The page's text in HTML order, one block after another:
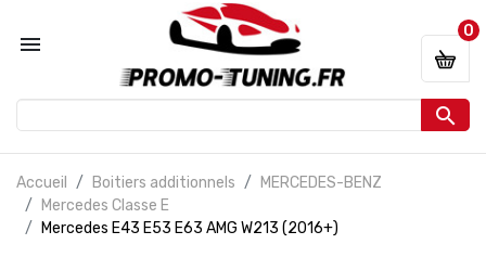


0
Accueil Boitiers additionnels
MERCEDES-BENZ
Mercedes Classe E
Mercedes E43 E53 E63 AMG W213 (2016+)